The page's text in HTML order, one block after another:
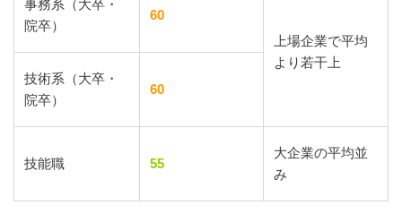
事務系（大卒・
院卒）
60
上場企業で平均
より若干上
技術系（大卒・
院卒）
60
技能職 55
大企業の平均並
み